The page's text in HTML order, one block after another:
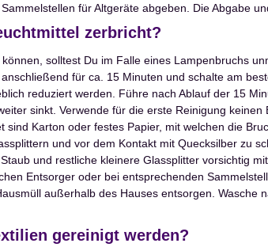
für Altgeräte abgeben. Die Abgabe
zerbricht?
solltest Du im Falle eines Lampenbruchs
für ca. 15 Minuten und schalte am
reduziert werden. Führe nach Ablauf der 15
sinkt. Verwende für die erste Reinigung
Karton oder festes Papier, mit welchen die
und vor dem Kontakt mit Quecksilber zu
und restliche kleinere Glassplitter vorsichtig
Entsorger oder bei entsprechenden
außerhalb des Hauses entsorgen. Wasche
gereinigt werden?